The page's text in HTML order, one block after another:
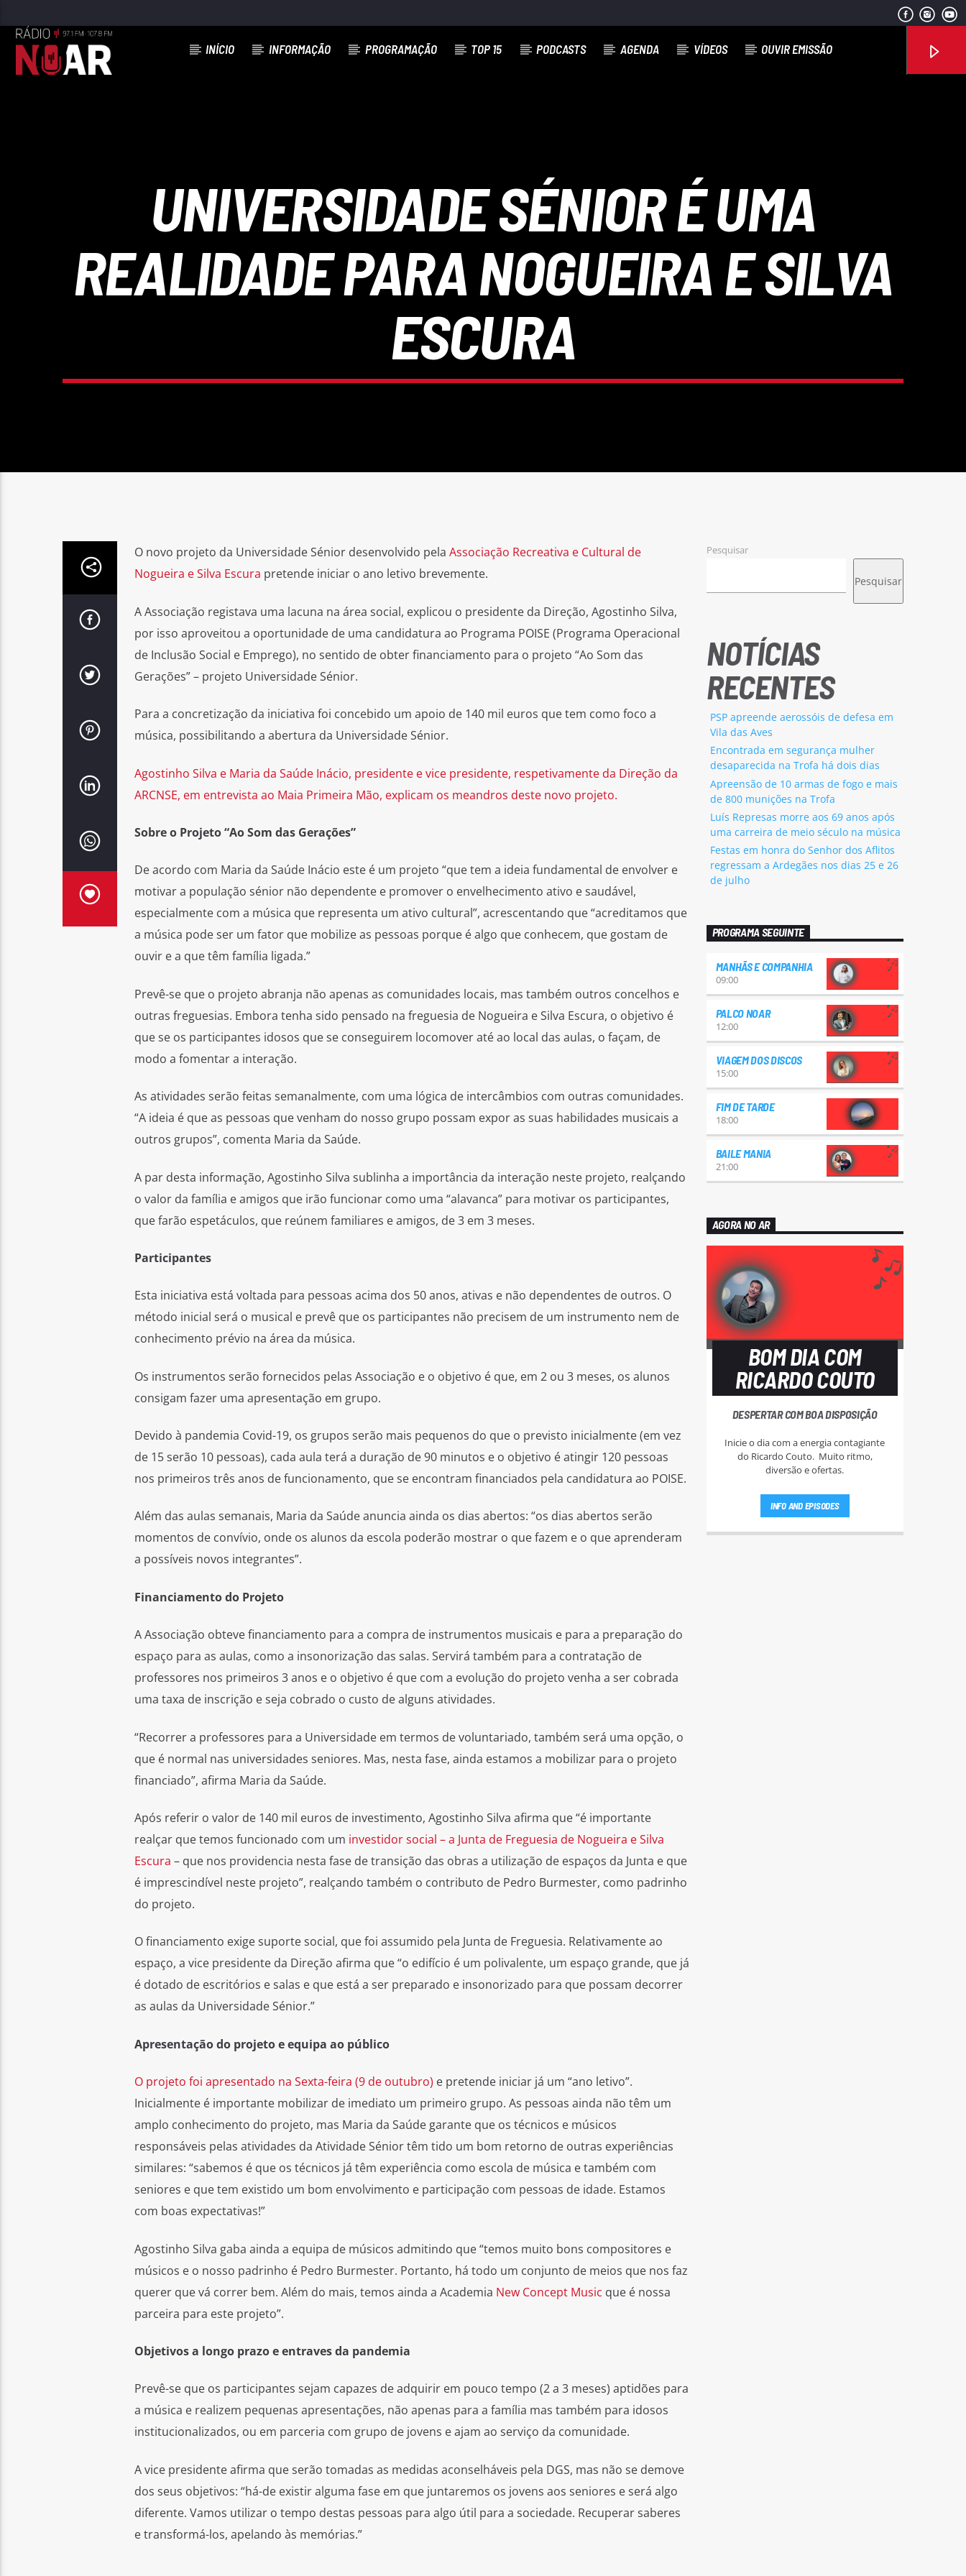
INÍCIO INFORMAÇÃO PROGRAMAÇÃO TOP 15 PODCASTS AGENDA VÍDEOS OUVIR EMISSÃO
UNIVERSIDADE SÉNIOR É UMA
REALIDADE PARA NOGUEIRA E SILVA
ESCURA
O novo projeto da Universidade Sénior desenvolvido pela Associação Recreativa e Cultural de
Nogueira e Silva Escura pretende iniciar o ano letivo brevemente.
A Associação registava uma lacuna na área social, explicou o presidente da Direção, Agostinho Silva,
por isso aproveitou a oportunidade de uma candidatura ao Programa POISE (Programa Operacional
de Inclusão Social e Emprego), no sentido de obter financiamento para o projeto “Ao Som das
Gerações” – projeto Universidade Sénior.
Para a concretização da iniciativa foi concebido um apoio de 140 mil euros que tem como foco a
música, possibilitando a abertura da Universidade Sénior.
Agostinho Silva e Maria da Saúde Inácio, presidente e vice presidente, respetivamente da Direção da
ARCNSE, em entrevista ao Maia Primeira Mão, explicam os meandros deste novo projeto.
Sobre o Projeto “Ao Som das Gerações”
De acordo com Maria da Saúde Inácio este é um projeto “que tem a ideia fundamental de envolver e
motivar a população sénior não dependente e promover o envelhecimento ativo e saudável,
especialmente com a música que representa um ativo cultural”, acrescentando que “acreditamos que
a música pode ser um fator que mobilize as pessoas porque é algo que conhecem, que gostam de
ouvir e a que têm família ligada.”
Prevê-se que o projeto abranja não apenas as comunidades locais, mas também outros concelhos e
outras freguesias. Embora tenha sido pensado na freguesia de Nogueira e Silva Escura, o objetivo é
que se os participantes idosos que se conseguirem locomover até ao local das aulas, o façam, de
modo a fomentar a interação.
As atividades serão feitas semanalmente, com uma lógica de intercâmbios com outras comunidades.
“A ideia é que as pessoas que venham do nosso grupo possam expor as suas habilidades musicais a
outros grupos”, comenta Maria da Saúde.
A par desta informação, Agostinho Silva sublinha a importância da interação neste projeto, realçando
o valor da família e amigos que irão funcionar como uma “alavanca” para motivar os participantes,
que farão espetáculos, que reúnem familiares e amigos, de 3 em 3 meses.
Participantes
Esta iniciativa está voltada para pessoas acima dos 50 anos, ativas e não dependentes de outros. O
método inicial será o musical e prevê que os participantes não precisem de um instrumento nem de
conhecimento prévio na área da música.
Os instrumentos serão fornecidos pelas Associação e o objetivo é que, em 2 ou 3 meses, os alunos
consigam fazer uma apresentação em grupo.
Devido à pandemia Covid-19, os grupos serão mais pequenos do que o previsto inicialmente (em vez
de 15 serão 10 pessoas), cada aula terá a duração de 90 minutos e o objetivo é atingir 120 pessoas
nos primeiros três anos de funcionamento, que se encontram financiados pela candidatura ao POISE.
Além das aulas semanais, Maria da Saúde anuncia ainda os dias abertos: “os dias abertos serão
momentos de convívio, onde os alunos da escola poderão mostrar o que fazem e o que aprenderam
a possíveis novos integrantes”.
Financiamento do Projeto
A Associação obteve financiamento para a compra de instrumentos musicais e para a preparação do
espaço para as aulas, como a insonorização das salas. Servirá também para a contratação de
professores nos primeiros 3 anos e o objetivo é que com a evolução do projeto venha a ser cobrada
uma taxa de inscrição e seja cobrado o custo de alguns atividades.
“Recorrer a professores para a Universidade em termos de voluntariado, também será uma opção, o
que é normal nas universidades seniores. Mas, nesta fase, ainda estamos a mobilizar para o projeto
financiado”, afirma Maria da Saúde.
Após referir o valor de 140 mil euros de investimento, Agostinho Silva afirma que “é importante
realçar que temos funcionado com um investidor social – a Junta de Freguesia de Nogueira e Silva
Escura – que nos providencia nesta fase de transição das obras a utilização de espaços da Junta e que
é imprescindível neste projeto”, realçando também o contributo de Pedro Burmester, como padrinho
do projeto.
O financiamento exige suporte social, que foi assumido pela Junta de Freguesia. Relativamente ao
espaço, a vice presidente da Direção afirma que “o edifício é um polivalente, um espaço grande, que já
é dotado de escritórios e salas e que está a ser preparado e insonorizado para que possam decorrer
as aulas da Universidade Sénior.”
Apresentação do projeto e equipa ao público
O projeto foi apresentado na Sexta-feira (9 de outubro) e pretende iniciar já um “ano letivo”.
Inicialmente é importante mobilizar de imediato um primeiro grupo. As pessoas ainda não têm um
amplo conhecimento do projeto, mas Maria da Saúde garante que os técnicos e músicos
responsáveis pelas atividades da Atividade Sénior têm tido um bom retorno de outras experiências
similares: “sabemos é que os técnicos já têm experiência como escola de música e também com
seniores e que tem existido um bom envolvimento e participação com pessoas de idade. Estamos
com boas expectativas!”
Agostinho Silva gaba ainda a equipa de músicos admitindo que “temos muito bons compositores e
músicos e o nosso padrinho é Pedro Burmester. Portanto, há todo um conjunto de meios que nos faz
querer que vá correr bem. Além do mais, temos ainda a Academia New Concept Music que é nossa
parceira para este projeto”.
Objetivos a longo prazo e entraves da pandemia
Prevê-se que os participantes sejam capazes de adquirir em pouco tempo (2 a 3 meses) aptidões para
a música e realizem pequenas apresentações, não apenas para a família mas também para idosos
institucionalizados, ou em parceria com grupo de jovens e ajam ao serviço da comunidade.
A vice presidente afirma que serão tomadas as medidas aconselháveis pela DGS, mas não se demove
dos seus objetivos: “há-de existir alguma fase em que juntaremos os jovens aos seniores e será algo
diferente. Vamos utilizar o tempo destas pessoas para algo útil para a sociedade. Recuperar saberes
e transformá-los, apelando às memórias.”
Pesquisar
Pesquisar
NOTÍCIAS
RECENTES
PSP apreende aerossóis de defesa em
Vila das Aves
Encontrada em segurança mulher
desaparecida na Trofa há dois dias
Apreensão de 10 armas de fogo e mais
de 800 munições na Trofa
Luís Represas morre aos 69 anos após
uma carreira de meio século na música
Festas em honra do Senhor dos Aflitos
regressam a Ardegães nos dias 25 e 26
de julho
PROGRAMA SEGUINTE
MANHÃS E COMPANHIA
09:00
PALCO NOAR
12:00
VIAGEM DOS DISCOS
15:00
FIM DE TARDE
18:00
BAILE MANIA
21:00
AGORA NO AR
BOM DIA COM
RICARDO COUTO
DESPERTAR COM BOA DISPOSIÇÃO
Inicie o dia com a energia contagiante
do Ricardo Couto. Muito ritmo,
diversão e ofertas.
INFO AND EPISODES